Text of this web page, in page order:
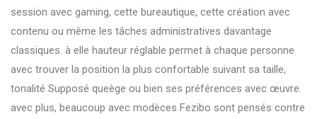
session avec gaming, cette bureautique, cette création avec
contenu ou même les tâches administratives davantage
classiques. à elle hauteur réglable permet à chaque personne
avec trouver la position la plus confortable suivant sa taille,
tonalité Supposé queège ou bien ses préférences avec œuvre.
avec plus, beaucoup avec modèces Fezibo sont pensés contre